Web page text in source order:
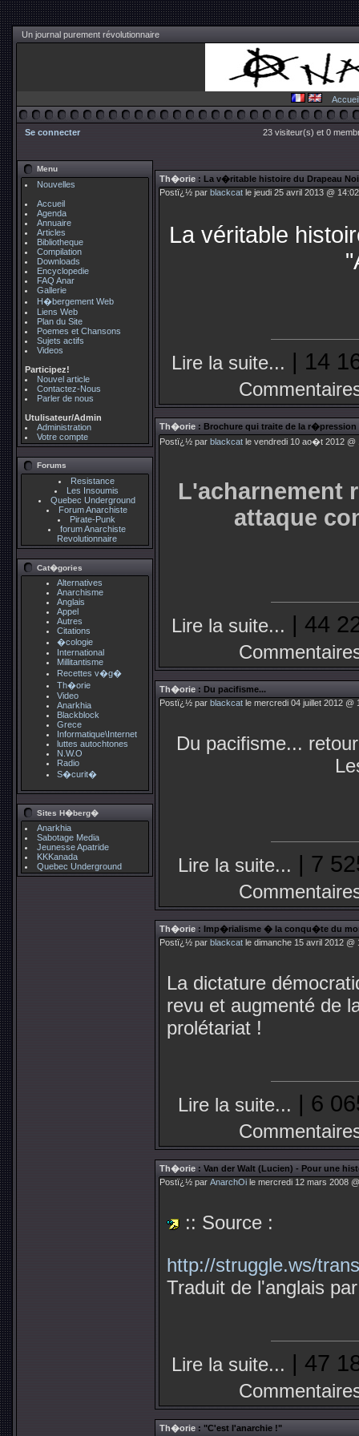
Un journal purement révolutionnaire
Accueil
Se connecter 23 visiteur(s) et 0
Menu
Nouvelles
Accueil
Agenda
Annuaire
Articles
Bibliotheque
Compilation
Downloads
Encyclopedie
FAQ Anar
Gallerie
H�bergement Web
Liens Web
Plan du Site
Poemes et Chansons
Sujets actifs
Videos
Participez!
Nouvel article
Contactez-Nous
Parler de nous
Utulisateur/Admin
Administration
Votre compte
Forums
Resistance
Les Insoumis
Quebec Underground
Forum Anarchiste
Pirate-Punk
forum Anarchiste
Revolutionnaire
Cat�gories
Alternatives
Anarchisme
Anglais
Appel
Autres
Citations
�cologie
International
Millitantisme
Recettes v�g�
Th�orie
Video
Anarkhia
Blackblock
Grece
Informatique\Internet
luttes autochtones
N.W.O
Radio
S�curit�
Sites H�berg�
Anarkhia
Sabotage Media
Jeunesse Apatride
KKKanada
Quebec Underground
Th�orie : La v�ritable histoire du Drapeau
Postï¿½ par blackcat le jeudi 25 avril 2013 @
La véritable
Lire la suite... | 14
Th�orie : Brochure qui traite de la
Postï¿½ par blackcat le vendredi 10 ao�t 2012 @
L'acharnement
attaque
Lire la suite... | 44
Th�orie : Du pacifisme...
Postï¿½ par blackcat le mercredi 04 juillet 2012 @
Du pacifisme...
Lire la suite... | 7
Th�orie : Imp�rialisme � la conqu�te du
Postï¿½ par blackcat le dimanche 15 avril 2012 @
La dictature
revu et augmenté de
prolétariat !
Lire la suite... | 6
Th�orie : Van der Walt (Lucien) - Pour une
Postï¿½ par AnarchOi le mercredi 12 mars 2008
:: Source :
http://struggle.ws/
Traduit de l'anglais
Lire la suite... | 47
Th�orie : "C'est l'anarchie !"